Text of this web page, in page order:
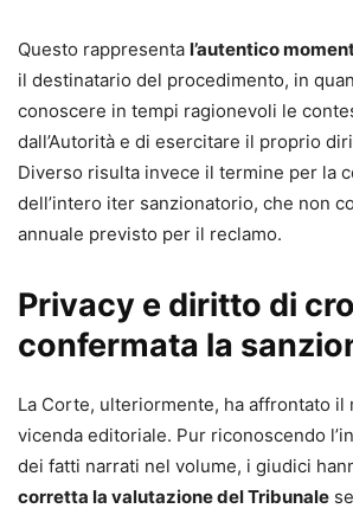
Questo rappresenta l’autentico
il destinatario del procedimento, in
conoscere in tempi ragionevoli le
dall’Autorità e di esercitare il proprio
Diverso risulta invece il termine per la
dell’intero iter sanzionatorio, che non
annuale previsto per il reclamo.
Privacy e diritto di
confermata la
La Corte, ulteriormente, ha affrontato il
vicenda editoriale. Pur riconoscendo
dei fatti narrati nel volume, i giudici
corretta la valutazione del Tribunale